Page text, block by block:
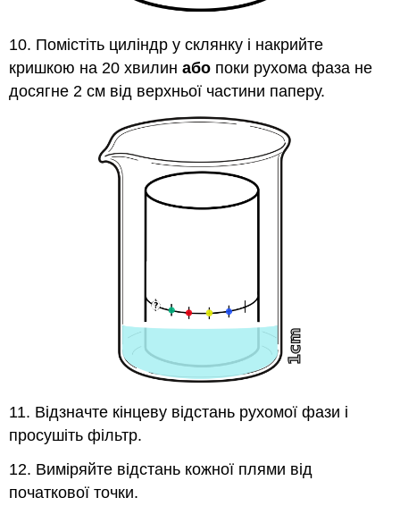
10. Помістіть циліндр у склянку і накрийте
кришкою на 20 хвилинабо поки рухома фаза не
досягне 2 см від верхньої частини паперу.
11. Відзначте кінцеву відстань рухомої фази і
просушіть фільтр.
12. Виміряйте відстань кожної плями від
початкової точки.